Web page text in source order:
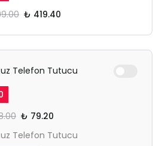
₺ 419.40
Telefon Tutucu
₺ 79.20
Telefon Tutucu